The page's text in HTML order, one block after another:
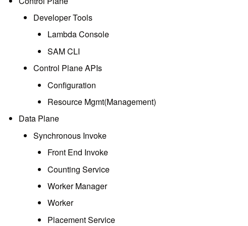
Developer Tools
Lambda Console
SAM CLI
Control Plane APIs
Configuration
Resource Mgmt(Management)
Data Plane
Synchronous Invoke
Front End Invoke
Counting Service
Worker Manager
Worker
Placement Service